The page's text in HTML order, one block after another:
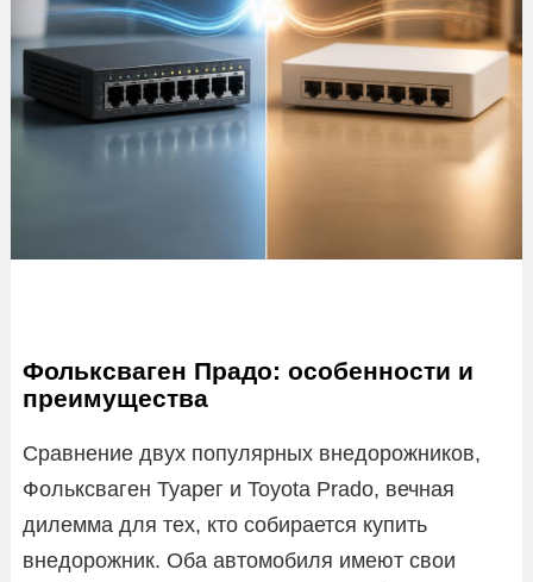
Фольксваген Прадо: особенности и
преимущества
Сравнение двух популярных внедорожников,
Фольксваген Туарег и Toyota Prado, вечная
дилемма для тех, кто собирается купить
внедорожник. Оба автомобиля имеют свои